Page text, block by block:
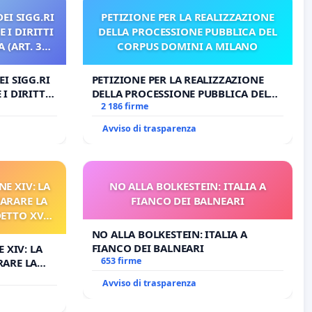
SIGG.RI
I DIRITTI
(ART. 3
SIGG.RI
I DIRITTI
3 UDG)
PETIZIONE PER LA REALIZZAZIONE
DELLA PROCESSIONE PUBBLICA DEL
CORPUS DOMINI A MILANO
PETIZIONE PER LA REALIZZAZIONE
DELLA PROCESSIONE PUBBLICA DEL
CORPUS DOMINI A MILANO
2 186 firme
Avviso di trasparenza
XIV: LA
LA
XVI
XIV: LA
LA
XVI
NO ALLA BOLKESTEIN: ITALIA A
FIANCO DEI BALNEARI
NO ALLA BOLKESTEIN: ITALIA A
FIANCO DEI BALNEARI
653 firme
Avviso di trasparenza